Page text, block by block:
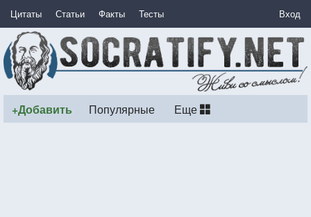
Цитаты Статьи Факты Тесты Вход
+Добавить Популярные Еще